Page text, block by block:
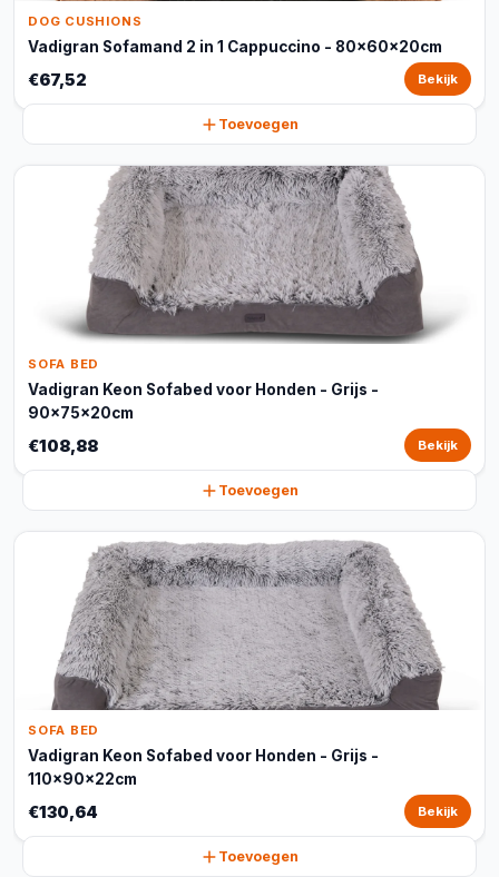
DOG CUSHIONS
Vadigran Sofamand 2 in 1 Cappuccino - 80x60x20cm
€67,52 Bekijk
Toevoegen
SOFA BED
Vadigran Keon Sofabed voor Honden - Grijs -
90x75x20cm
€108,88 Bekijk
Toevoegen
SOFA BED
Vadigran Keon Sofabed voor Honden - Grijs -
110x90x22cm
€130,64 Bekijk
Toevoegen